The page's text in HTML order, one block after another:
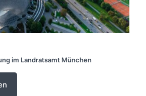
im Landratsamt München